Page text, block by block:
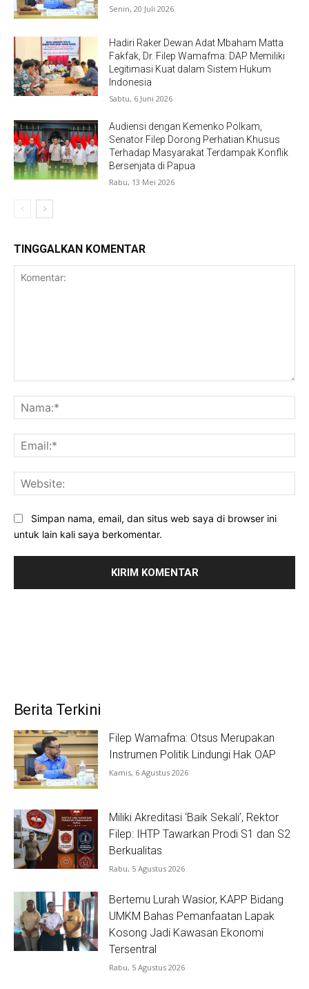
Senin, 20 Juli 2026
Hadiri Raker Dewan Adat Mbaham Matta
Fakfak, Dr. Filep Wamafma: DAP Memiliki
Legitimasi Kuat dalam Sistem Hukum
Indonesia
Sabtu, 6 Juni 2026
Audiensi dengan Kemenko Polkam,
Senator Filep Dorong Perhatian Khusus
Terhadap Masyarakat Terdampak Konflik
Bersenjata di Papua
Rabu, 13 Mei 2026
TINGGALKAN KOMENTAR
Simpan nama, email, dan situs web saya di browser ini
untuk lain kali saya berkomentar.
Berita Terkini
Filep Wamafma: Otsus Merupakan
Instrumen Politik Lindungi Hak OAP
Kamis, 6 Agustus 2026
Miliki Akreditasi ‘Baik Sekali’, Rektor
Filep: IHTP Tawarkan Prodi S1 dan S2
Berkualitas
Rabu, 5 Agustus 2026
Bertemu Lurah Wasior, KAPP Bidang
UMKM Bahas Pemanfaatan Lapak
Kosong Jadi Kawasan Ekonomi
Tersentral
Rabu, 5 Agustus 2026